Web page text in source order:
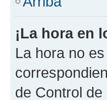
¡La hora en
La hora no
de Control